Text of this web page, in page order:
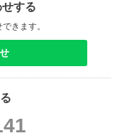
する
きます。